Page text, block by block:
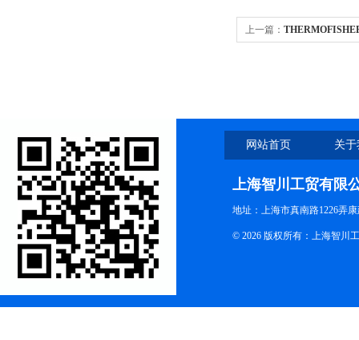
上一篇：
网站首页 关
上海智川工贸有限
地址：上海市真南路1226弄
© 2026 版权所有：上海智川